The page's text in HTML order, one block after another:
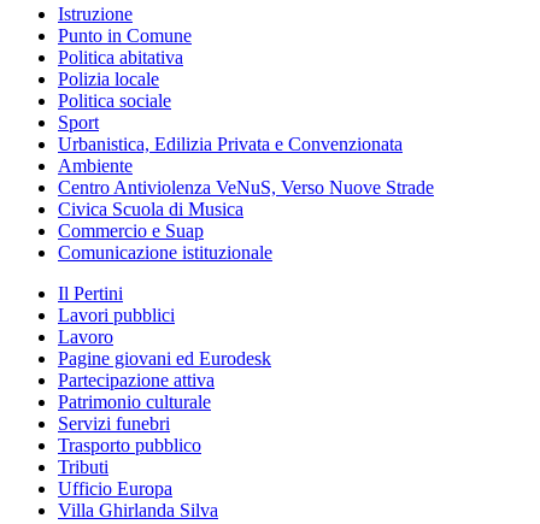
Istruzione
Punto in Comune
Politica abitativa
Polizia locale
Politica sociale
Sport
Urbanistica, Edilizia Privata e Convenzionata
Ambiente
Centro Antiviolenza VeNuS, Verso Nuove Strade
Civica Scuola di Musica
Commercio e Suap
Comunicazione istituzionale
Il Pertini
Lavori pubblici
Lavoro
Pagine giovani ed Eurodesk
Partecipazione attiva
Patrimonio culturale
Servizi funebri
Trasporto pubblico
Tributi
Ufficio Europa
Villa Ghirlanda Silva